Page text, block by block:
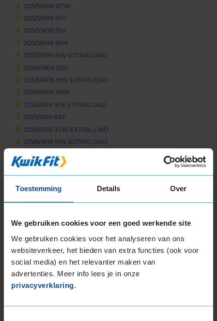
Toestemming Details Over
We gebruiken cookies voor een goed werkende site
We gebruiken cookies voor het analyseren van ons
websiteverkeer, het bieden van extra functies (ook voor
social media) en het relevanter maken van
advertenties. Meer info lees je in onze
privacyverklaring.
205/50R16 87W
205/55R16 91H
205/55R16 91V
205/55R16 91W
205/55R16 94V EXTRALOAD
205/60R16 92V
205/60R16 96V EXTRALOAD
205/65R16 95W
215/45R16 90V EXTRALOAD
215/55R16 93V
215/55R16 97W EXTRALOAD
215/60R16 99V EXTRALOAD
215/65R16 102V EXTRALOAD
215/65R16 98H
215/70R16 100H
225/55R16 99V EXTRALOAD
225/60R16 102W EXTRALOAD
235/60R16 104H EXTRALOAD
205/45R17 88W EXTRALOAD
205/50R17 93W EXTRALOAD